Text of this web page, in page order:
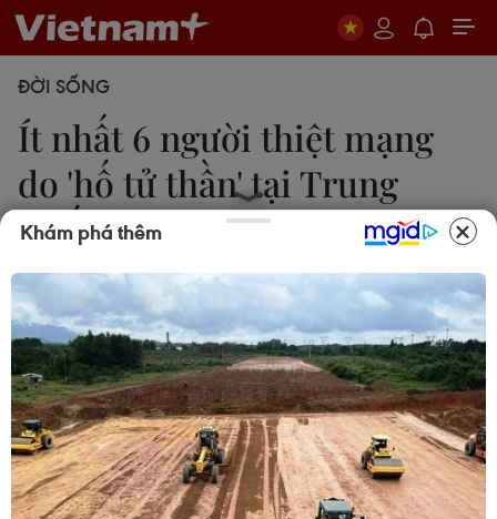
ĐỜI SỐNG
Ít nhất 6 người thiệt mạng
do 'hố tử thần' tại Trung
Quốc
Nguyễn Hằng
14/01/2020 06:49
Vụ việc xảy ra trên một tuyến đường ở thành phố
Tây Ninh, thuộc tỉnh Thanh Hải. Phần đường sụt lún
có diện tích khoảng 80m2 khiến một xe buýt và
một số người đi bộ rơi xuống hố sụt.
Khám phá thêm